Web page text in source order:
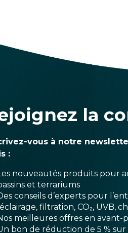
la
vous à notre
:
nouveautés produits pour
et terrariums
conseils d’experts pour
filtration, CO₂, UVB,
meilleures offres en avant-
bon de réduction de 5 %